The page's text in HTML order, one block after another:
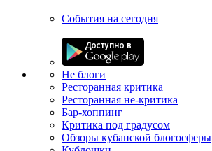
События на сегодня
Не блоги
Ресторанная критика
Ресторанная не-критика
Бар-хоппинг
Критика под градусом
Обзоры кубанской блогосферы